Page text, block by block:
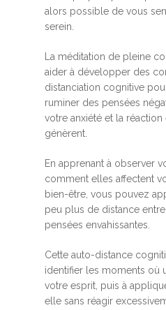
alors possible de vous
serein.
La méditation de pleine
aider à développer des
distanciation cognitive
ruminer des pensées
votre anxiété et la
génèrent.
En apprenant à observer
comment elles affectent
bien-être, vous pouvez
peu plus de distance
pensées envahissantes.
Cette auto-distance
identifier les moments où
votre esprit, puis à
elle sans réagir